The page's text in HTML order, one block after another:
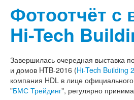
Фотоотчёт с
Hi-Tech
Завершилась очередная выставка
и домов HTB-2016 (Hi-Tech Building
компания HDL в лице
"БМС Трейдинг", регулярно